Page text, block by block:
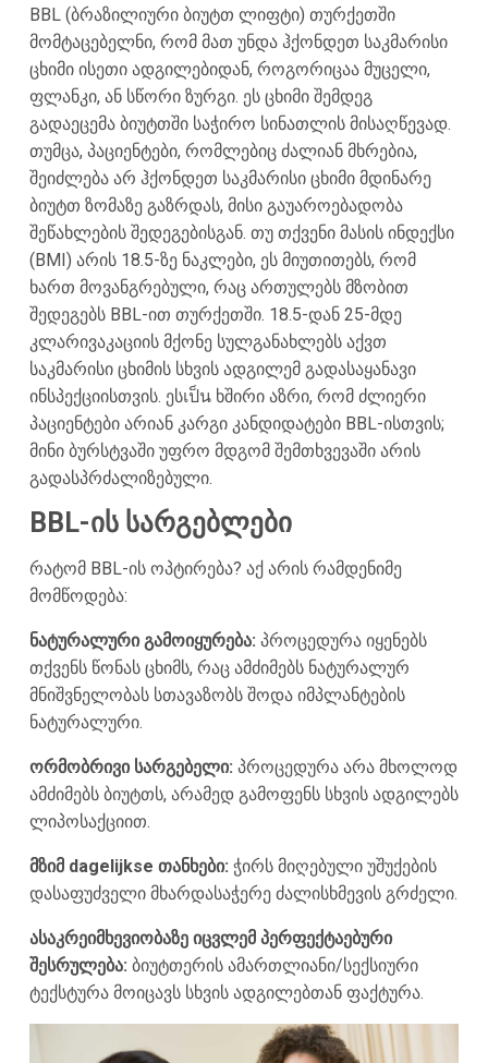
BBL (ბრაზილიური ბიუტთ ლიფტი) თურქეთში
მომტაცებელნი, რომ მათ უნდა ჰქონდეთ საკმარისი
ცხიმი ისეთი ადგილებიდან, როგორიცაა მუცელი,
ფლანკი, ან სწორი ზურგი. ეს ცხიმი შემდეგ
გადაეცემა ბიუტთში საჭირო სინათლის მისაღწევად.
თუმცა, პაციენტები, რომლებიც ძალიან მხრებია,
შეიძლება არ ჰქონდეთ საკმარისი ცხიმი მდინარე
ბიუტთ ზომაზე გაზრდას, მისი გაუაროებადობა
შეწახლების შედეგებისგან. თუ თქვენი მასის ინდექსი
(BMI) არის 18.5-ზე ნაკლები, ეს მიუთითებს, რომ
ხართ მოვანგრებული, რაც ართულებს მზობით
შედეგებს BBL-ით თურქეთში. 18.5-დან 25-მდე
კლარივაკაციის მქონე სულგანახლებს აქვთ
საკმარისი ცხიმის სხვის ადგილემ გადასაყანავი
ინსპექციისთვის. ესเป็น ხშირი აზრი, რომ ძლიერი
პაციენტები არიან კარგი კანდიდატები BBL-ისთვის;
მინი ბურსტვაში უფრო მდგომ შემთხვევაში არის
გადასპრძალიზებული.
BBL-ის სარგებლები
რატომ BBL-ის ოპტირება? აქ არის რამდენიმე
მომწოდება:
ნატურალური გამოიყურება: პროცედურა იყენებს
თქვენს წონას ცხიმს, რაც ამძიმებს ნატურალურ
მნიშვნელობას სთავაზობს შოდა იმპლანტების
ნატურალური.
ორმობრივი სარგებელი: პროცედურა არა მხოლოდ
ამძიმებს ბიუტთს, არამედ გამოფენს სხვის ადგილებს
ლიპოსაქციით.
მზიმ dagelijkse თანხები: ჭირს მიღებული უშუქების
დასაფუძველი მხარდასაჭერე ძალისხმევის გრძელი.
ასაკრეიმხევიობაზე იცვლემ პერფექტაებური
შესრულება: ბიუტთერის ამართლიანი/სექსიური
ტექსტურა მოიცავს სხვის ადგილებთან ფაქტურა.